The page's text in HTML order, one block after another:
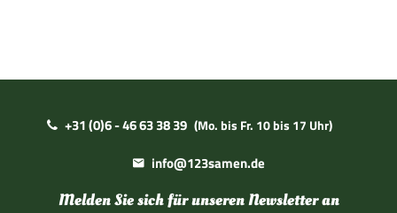
+31 (0)6 - 46 63 38 39 (Mo. bis Fr. 10 bis 17 Uhr)
info@123samen.de
Melden Sie sich für unseren Newsletter an